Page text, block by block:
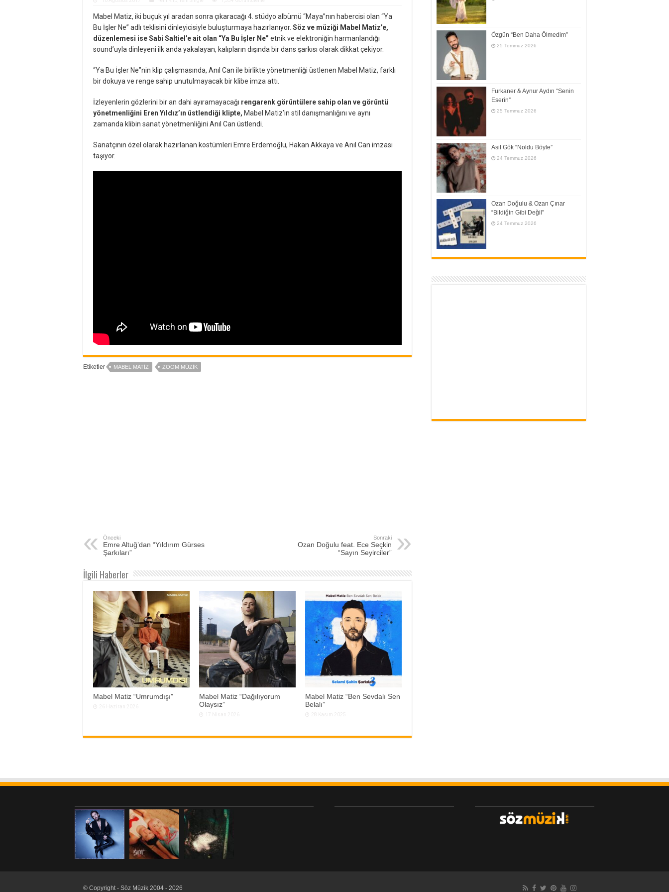
Mabel Matiz, iki buçuk yıl aradan sonra çıkaracağı 4. stüdyo albümü “Maya”nın habercisi olan “Ya
Bu İşler Ne” adlı teklisini dinleyicisiyle buluşturmaya hazırlanıyor. Söz ve müziği Mabel Matiz’e,
düzenlemesi ise Sabi Saltiel’e ait olan “Ya Bu İşler Ne” etnik ve elektroniğin harmanlandığı
sound’uyla dinleyeni ilk anda yakalayan, kalıpların dışında bir dans şarkısı olarak dikkat çekiyor.
“Ya Bu İşler Ne”nin klip çalışmasında, Anıl Can ile birlikte yönetmenliği üstlenen Mabel Matiz, farklı
bir dokuya ve renge sahip unutulmayacak bir klibe imza attı.
İzleyenlerin gözlerini bir an dahi ayıramayacağı rengarenk görüntülere sahip olan ve görüntü
yönetmenliğini Eren Yıldız’ın üstlendiği klipte, Mabel Matiz’in stil danışmanlığını ve aynı
zamanda klibin sanat yönetmenliğini Anıl Can üstlendi.
Sanatçının özel olarak hazırlanan kostümleri Emre Erdemoğlu, Hakan Akkaya ve Anıl Can imzası
taşıyor.
Etiketler MABEL MATIZ ZOOM MÜZIK
Önceki
Emre Altuğ’dan “Yıldırım Gürses
Şarkıları”
Sonraki
Ozan Doğulu feat. Ece Seçkin
“Sayın Seyirciler”
İlgili Haberler
Mabel Matiz “Umrumdışı”
Mabel Matiz “Dağılıyorum
Olaysız”
Mabel Matiz “Ben Sevdalı Sen
Belalı”
Özgün “Ben Daha Ölmedim”
25 Temmuz 2026
Furkaner & Aynur Aydın “Senin
Eserin”
25 Temmuz 2026
Asil Gök “Noldu Böyle”
24 Temmuz 2026
Ozan Doğulu & Ozan Çınar
“Bildiğin Gibi Değil”
24 Temmuz 2026
© Copyright - Söz Müzik 2004 - 2026